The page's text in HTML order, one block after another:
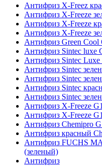
Антифриз X-Freez
Антифриз X-Freeze
Антифриз X-Freeze
Антифриз X-Freeze
Антифриз Green Cool
Антифриз Sintec luxe
Антифриз Sintec
Антифриз Sintec
Антифриз Sintec
Антифриз Sintec
Антифриз Sintec
Антифриз X-Freeze
Антифриз X-Freeze
Антифриз Chemipro
Антифриз красный
Антифриз FUCHS
(зеленый)
Антифриз